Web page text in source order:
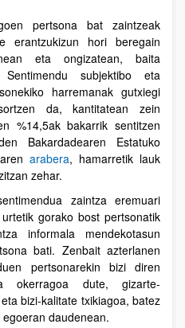
pertsona bat zaintzeak
erantzukizun hori beregain
eta ongizatean, baita
subjektibo eta
harremanak gutxiegi
da, kantitatean zein
%14,5ak bakarrik sentitzen
Bakardadearen Estatuko
arabera, hamarretik lauk
zehar.
zaintza eremuari
gorako bost pertsonatik
informala mendekotasun
bati. Zenbait azterlanen
pertsonarekin bizi diren
okerragoa dute, gizarte-
bizi-kalitate txikiagoa, batez
daudenean.